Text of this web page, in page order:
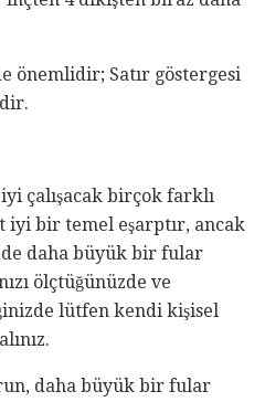
önemlidir; Satır göstergesi
çalışacak birçok farklı
iyi bir temel eşarptır, ancak
daha büyük bir fular
ölçtüğünüzde ve
lütfen kendi kişisel
daha büyük bir fular